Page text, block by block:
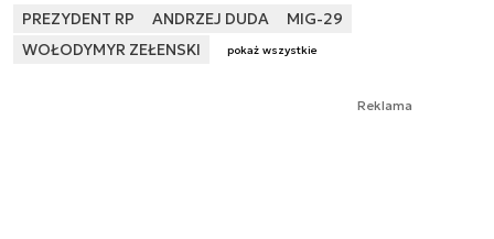
PREZYDENT RP ANDRZEJ DUDA
MIG-29
WOŁODYMYR ZEŁENSKI
pokaż wszystkie
Reklama